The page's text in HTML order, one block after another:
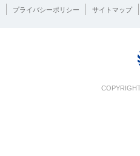
プライバシーポリシー サイトマップ